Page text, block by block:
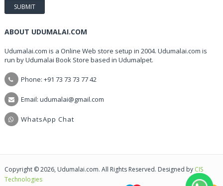
ABOUT UDUMALAI.COM
Udumalai.com is a Online Web store setup in 2004. Udumalai.com is
run by Udumalai Book Store based in Udumalpet.
Phone: +91 73 73 73 77 42
Email: udumalai@gmail.com
WhatsApp Chat
Copyright © 2026, Udumalai.com. All Rights Reserved. Designed by CIS
Technologies